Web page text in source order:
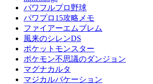
パワフルプロ野球
パワプロ15攻略メモ
ファイアーエムブレム
風来のシレンDS
ポケットモンスター
ポケモン不思議のダンジョン
マグナカルタ
マジカルバケーション